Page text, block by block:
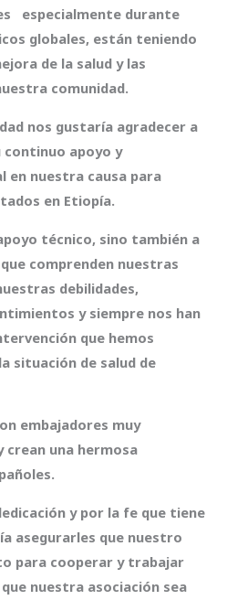
especialmente durante
globales, están teniendo
de la salud y las
comunidad.
nos gustaría agradecer a
continuo apoyo y
en nuestra causa para
en Etiopía.
técnico, sino también a
comprenden nuestras
debilidades,
y siempre nos han
que hemos
situación de salud de
embajadores muy
una hermosa
y por la fe que tiene
asegurarles que nuestro
para cooperar y trabajar
nuestra asociación sea